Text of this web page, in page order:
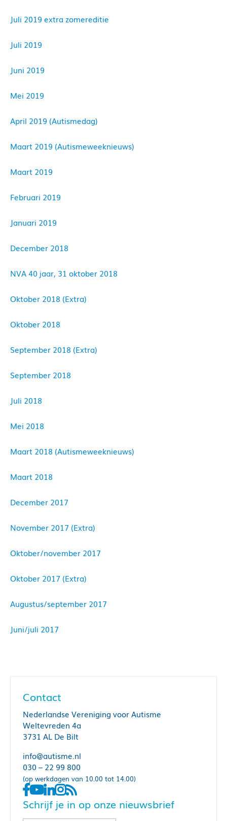
Juli 2019 extra zomereditie
Juli 2019
Juni 2019
Mei 2019
April 2019 (Autismedag)
Maart 2019 (Autismeweeknieuws)
Maart 2019
Februari 2019
Januari 2019
December 2018
NVA 40 jaar, 31 oktober 2018
Oktober 2018 (Extra)
Oktober 2018
September 2018 (Extra)
September 2018
Juli 2018
Mei 2018
Maart 2018 (Autismeweeknieuws)
Maart 2018
December 2017
November 2017 (Extra)
Oktober/november 2017
Oktober 2017 (Extra)
Augustus/september 2017
Juni/juli 2017
Contact
Nederlandse Vereniging voor Autisme
Weltevreden 4a
3731 AL De Bilt
info@autisme.nl
030 – 22 99 800
(op werkdagen van 10.00 tot 14.00)
Schrijf je in op onze nieuwsbrief